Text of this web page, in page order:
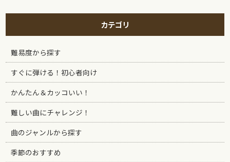
カテゴリ
難易度から探す
すぐに弾ける！初心者向け
かんたん＆カッコいい！
難しい曲にチャレンジ！
曲のジャンルから探す
季節のおすすめ